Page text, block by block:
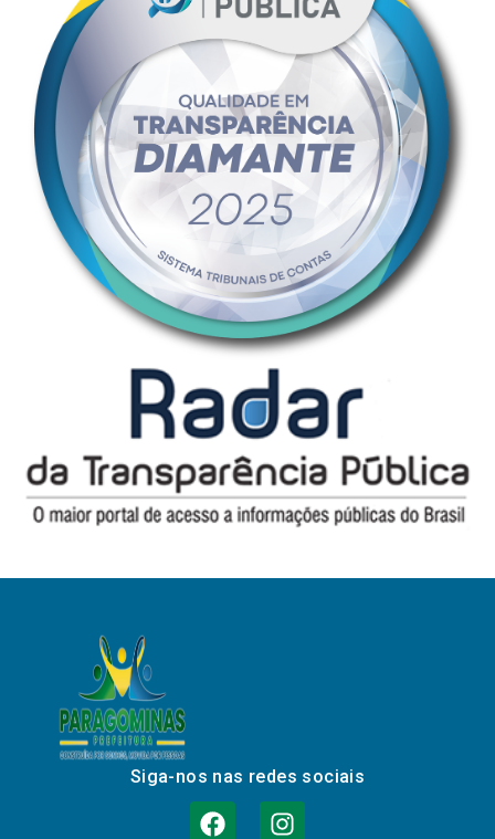
Siga-nos nas redes sociais